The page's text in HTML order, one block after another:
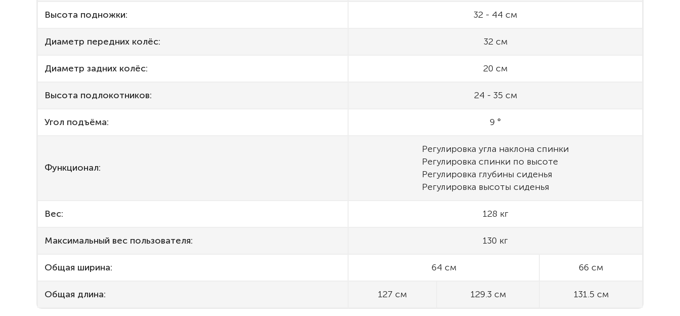
Высота подножки: 32 - 44 см
Диаметр передних колёс: 32 см
Диаметр задних колёс: 20 см
Высота подлокотников: 24 - 35 см
Угол подъёма: 9 °
Функционал:
Регулировка угла наклона спинки
Регулировка спинки по высоте
Регулировка глубины сиденья
Регулировка высоты сиденья
Вес: 128 кг
Максимальный вес пользователя: 130 кг
Общая ширина: 64 см 66 см
Общая длина: 127 см 129.3 см 131.5 см